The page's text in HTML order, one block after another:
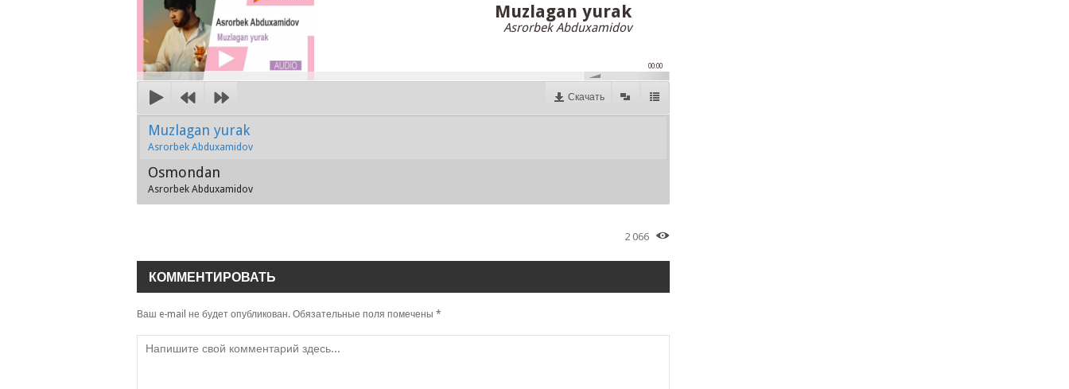
Muzlagan yurak
Asrorbek Abduxamidov
00:00
Скачать
Muzlagan yurak
Asrorbek Abduxamidov
Osmondan
Asrorbek Abduxamidov
2 066
КОММЕНТИРОВАТЬ
Ваш e-mail не будет опубликован. Обязательные поля помечены *